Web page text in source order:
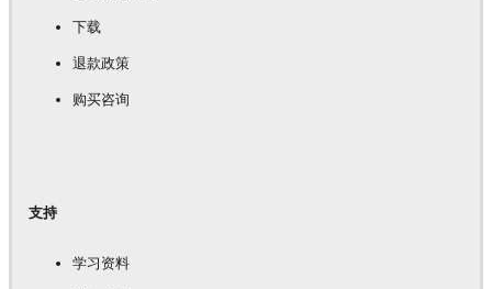
下载
退款政策
购买咨询
支持
学习资料